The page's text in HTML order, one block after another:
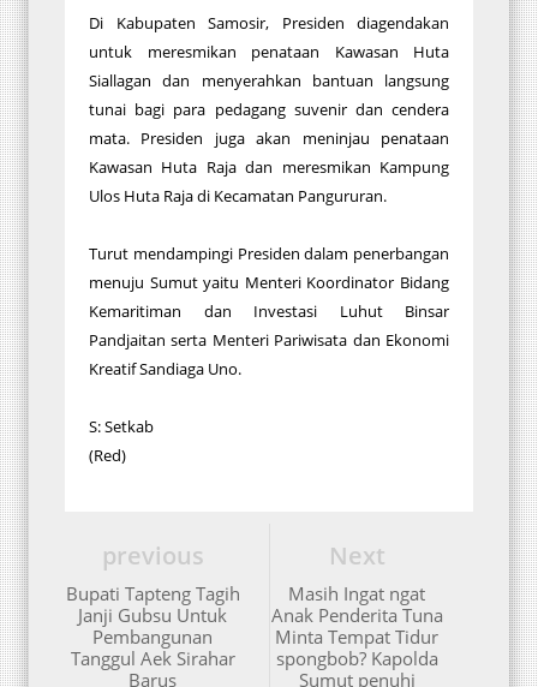
Di Kabupaten Samosir, Presiden diagendakan
untuk meresmikan penataan Kawasan Huta
Siallagan dan menyerahkan bantuan langsung
tunai bagi para pedagang suvenir dan cendera
mata. Presiden juga akan meninjau penataan
Kawasan Huta Raja dan meresmikan Kampung
Ulos Huta Raja di Kecamatan Pangururan.
Turut mendampingi Presiden dalam penerbangan
menuju Sumut yaitu Menteri Koordinator Bidang
Kemaritiman dan Investasi Luhut Binsar
Pandjaitan serta Menteri Pariwisata dan Ekonomi
Kreatif Sandiaga Uno.
S: Setkab
(Red)
Next
Masih Ingat ngat
Anak Penderita Tuna
Minta Tempat Tidur
spongbob? Kapolda
Sumut penuhi
previous
Bupati Tapteng Tagih
Janji Gubsu Untuk
Pembangunan
Tanggul Aek Sirahar
Barus